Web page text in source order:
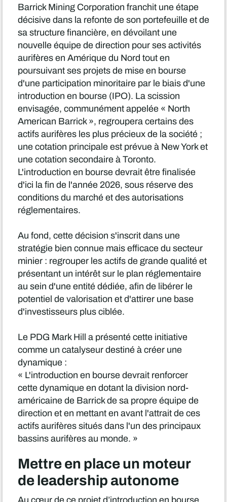
Barrick Mining Corporation franchit une étape
décisive dans la refonte de son portefeuille et de
sa structure financière, en dévoilant une
nouvelle équipe de direction pour ses activités
aurifères en Amérique du Nord tout en
poursuivant ses projets de mise en bourse
d'une participation minoritaire par le biais d'une
introduction en bourse (IPO). La scission
envisagée, communément appelée « North
American Barrick », regroupera certains des
actifs aurifères les plus précieux de la société ;
une cotation principale est prévue à New York et
une cotation secondaire à Toronto.
L'introduction en bourse devrait être finalisée
d'ici la fin de l'année 2026, sous réserve des
conditions du marché et des autorisations
réglementaires.
Au fond, cette décision s'inscrit dans une
stratégie bien connue mais efficace du secteur
minier : regrouper les actifs de grande qualité et
présentant un intérêt sur le plan réglementaire
au sein d'une entité dédiée, afin de libérer le
potentiel de valorisation et d'attirer une base
d'investisseurs plus ciblée.
Le PDG Mark Hill a présenté cette initiative
comme un catalyseur destiné à créer une
dynamique :
« L'introduction en bourse devrait renforcer
cette dynamique en dotant la division nord-
américaine de Barrick de sa propre équipe de
direction et en mettant en avant l'attrait de ces
actifs aurifères situés dans l'un des principaux
bassins aurifères au monde. »
Mettre en place un moteur
de leadership autonome